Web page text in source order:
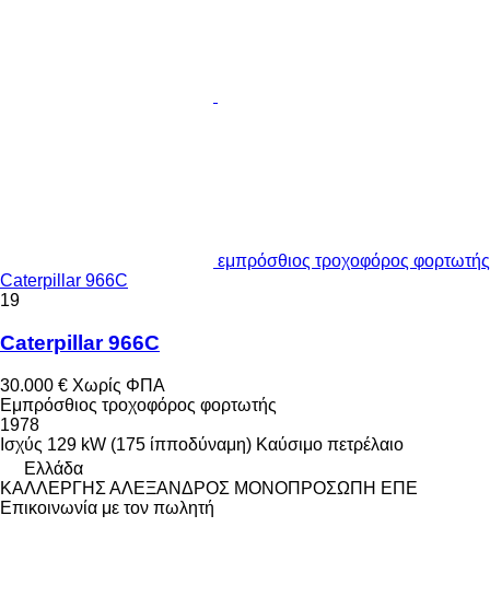
εμπρόσθιος τροχοφόρος φορτωτής
Caterpillar 966C
19
Caterpillar 966C
30.000 € Χωρίς ΦΠΑ
Εμπρόσθιος τροχοφόρος φορτωτής
1978
Ισχύς 129 kW (175 ίπποδύναμη) Καύσιμο πετρέλαιο
Ελλάδα
ΚΑΛΛΕΡΓΗΣ ΑΛΕΞΑΝΔΡΟΣ ΜΟΝΟΠΡΟΣΩΠΗ ΕΠΕ
Επικοινωνία με τον πωλητή